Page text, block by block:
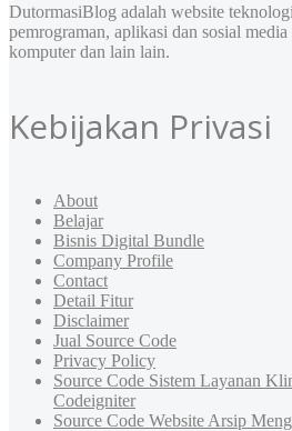
DutormasiBlog adalah website
pemrograman, aplikasi dan sosial
komputer dan lain lain.
Kebijakan Privasi
About
Belajar
Bisnis Digital Bundle
Company Profile
Contact
Detail Fitur
Disclaimer
Jual Source Code
Privacy Policy
Source Code Sistem Layanan
Codeigniter
Source Code Website Arsip